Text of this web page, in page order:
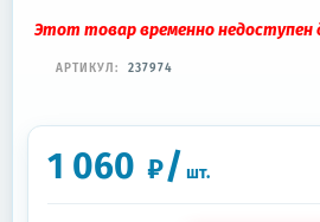
Этот товар временно недоступен
АРТИКУЛ: 237974
1 060 ₽/ шт.